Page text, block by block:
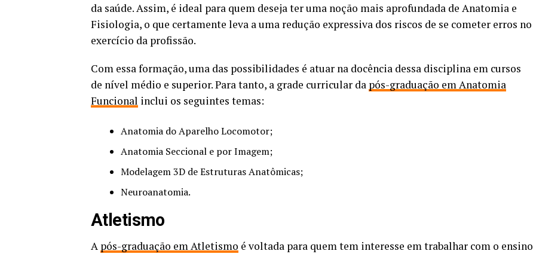
da saúde. Assim, é ideal para quem deseja ter uma noção mais aprofundada de Anatomia e
Fisiologia, o que certamente leva a uma redução expressiva dos riscos de se cometer erros no
exercício da profissão.
Com essa formação, uma das possibilidades é atuar na docência dessa disciplina em cursos
de nível médio e superior. Para tanto, a grade curricular da pós-graduação em Anatomia
Funcional inclui os seguintes temas:
Anatomia do Aparelho Locomotor;
Anatomia Seccional e por Imagem;
Modelagem 3D de Estruturas Anatômicas;
Neuroanatomia.
Atletismo
A pós-graduação em Atletismo é voltada para quem tem interesse em trabalhar com o ensino